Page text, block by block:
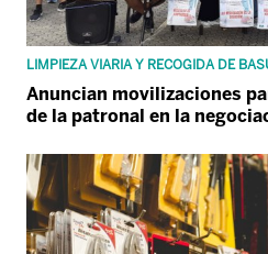
LIMPIEZA VIARIA Y RECOGIDA DE
Anuncian movilizaciones
de la patronal en la